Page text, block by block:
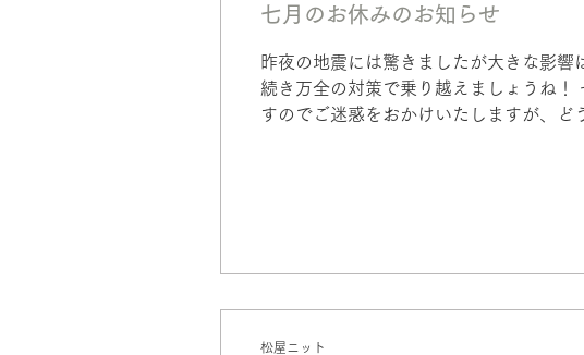
七月のお休みのお知らせ
昨夜の地震には驚きましたが大きな影
続き万全の対策で乗り越えましょうね
すのでご迷惑をおかけいたしますが、ど
松屋ニット